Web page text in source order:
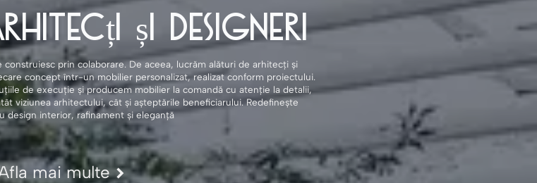
și Designeri
prin colaborare. De aceea, lucrăm alături de arhitecți și
concept într-un mobilier personalizat, realizat conform proiectului.
de execuție și producem mobilier la comandă cu atenție la detalii,
viziunea arhitectului, cât și așteptările beneficiarului. Redefinește
design interior, rafinament și eleganță
mai multe